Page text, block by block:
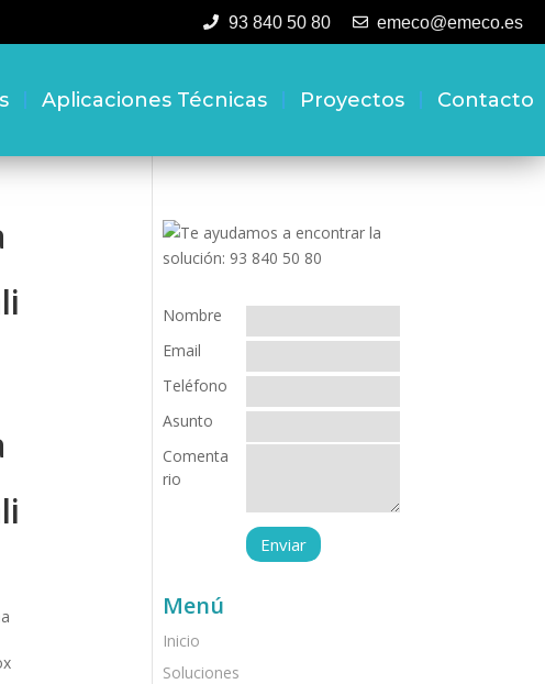
93 840 50 80 emeco@emeco.es
Aplicaciones Técnicas Proyectos Contacto
Nombre
Email
Teléfono
Asunto
Comenta
rio
Menú
Inicio
Soluciones